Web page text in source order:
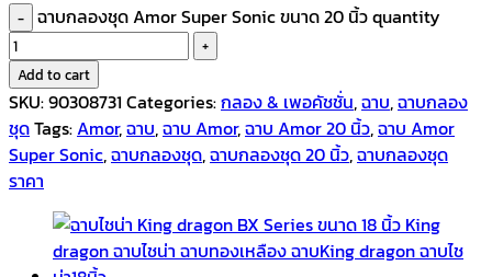
ฉาบกลองชุด Amor Super Sonic ขนาด 20 นิ้ว quantity
Add to cart
SKU:90308731 Categories:กลอง & เพอคัชชั่น,ฉาบ,ฉาบกลอง
ชุดTags:Amor,ฉาบ,ฉาบ Amor,ฉาบ Amor 20 นิ้ว,ฉาบ Amor
Super Sonic,ฉาบกลองชุด,ฉาบกลองชุด 20 นิ้ว,ฉาบกลองชุด
ราคา